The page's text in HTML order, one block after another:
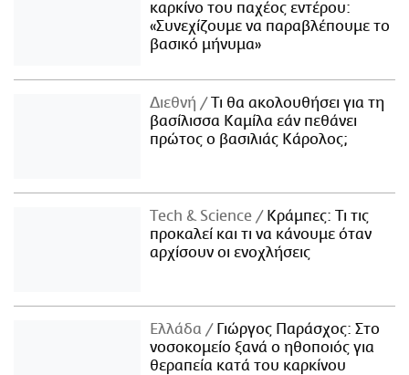
καρκίνο του παχέος εντέρου:
«Συνεχίζουμε να παραβλέπουμε το
βασικό μήνυμα»
Διεθνή
Τι θα ακολουθήσει για τη
βασίλισσα Καμίλα εάν πεθάνει
πρώτος ο βασιλιάς Κάρολος;
Τech & Science
Κράμπες: Τι τις
προκαλεί και τι να κάνουμε όταν
αρχίσουν οι ενοχλήσεις
Ελλάδα
Γιώργος Παράσχος: Στο
νοσοκομείο ξανά ο ηθοποιός για
θεραπεία κατά του καρκίνου